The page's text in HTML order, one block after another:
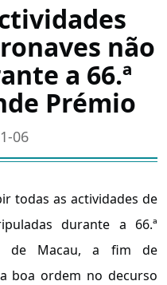
não
a 66.ª
Prémio
06
todas as actividades de
durante a 66.ª
de Macau, a fim de
boa ordem no decurso